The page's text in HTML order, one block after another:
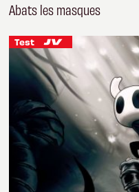
Abats les masques
Test